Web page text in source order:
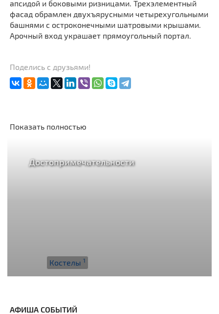
апсидой и боковыми ризницами. Трехэлементный
фасад обрамлен двухъярусными четырехугольными
башнями с остроконечными шатровыми крышами.
Арочный вход украшает прямоугольный портал.
Поделись с друзьями!
Показать полностью
Достопримечательности
Костелы 1
АФИША СОБЫТИЙ